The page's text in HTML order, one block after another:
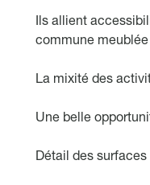
Ils allient
commune
La mixité des
Une belle
Détail des